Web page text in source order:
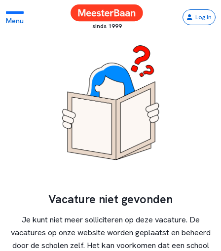
Menu
sinds 1999
Log in
Vacature niet gevonden
Je kunt niet meer solliciteren op deze vacature. De
vacatures op onze website worden geplaatst en beheerd
door de scholen zelf. Het kan voorkomen dat een school